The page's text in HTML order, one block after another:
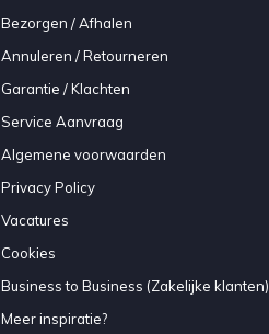
Bezorgen / Afhalen
Annuleren / Retourneren
Garantie / Klachten
Service Aanvraag
Algemene voorwaarden
Privacy Policy
Vacatures
Cookies
Business to Business (Zakelijke klanten)
Meer inspiratie?